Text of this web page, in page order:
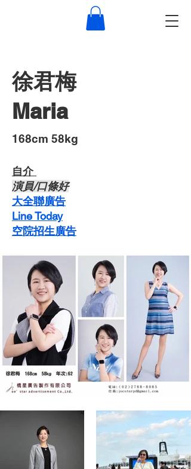
徐君梅
Maria
​168cm 58kg
自介 ​
​演員/口條好
​大全聯廣告
Line Today
空院招生廣告